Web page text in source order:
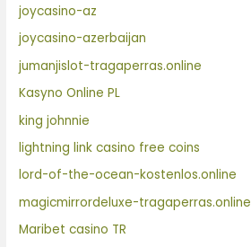
joycasino-az
joycasino-azerbaijan
jumanjislot-tragaperras.online
Kasyno Online PL
king johnnie
lightning link casino free coins
lord-of-the-ocean-kostenlos.online
magicmirrordeluxe-tragaperras.online
Maribet casino TR